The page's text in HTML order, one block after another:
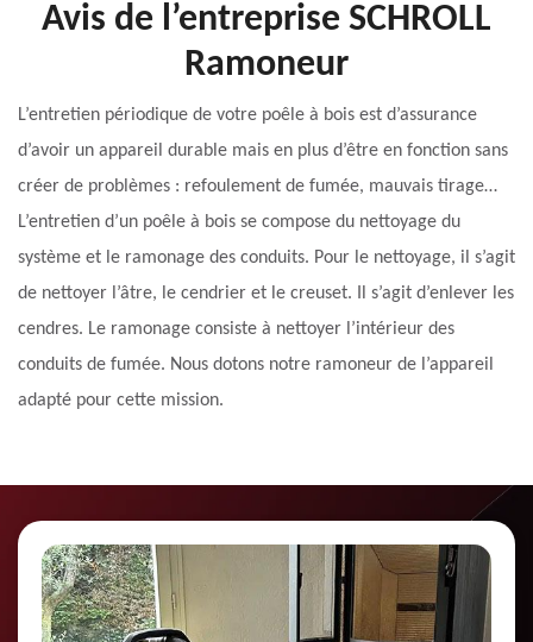
Avis de l’entreprise SCHROLL
Ramoneur
L’entretien périodique de votre poêle à bois est d’assurance
d’avoir un appareil durable mais en plus d’être en fonction sans
créer de problèmes : refoulement de fumée, mauvais tirage…
L’entretien d’un poêle à bois se compose du nettoyage du
système et le ramonage des conduits. Pour le nettoyage, il s’agit
de nettoyer l’âtre, le cendrier et le creuset. Il s’agit d’enlever les
cendres. Le ramonage consiste à nettoyer l’intérieur des
conduits de fumée. Nous dotons notre ramoneur de l’appareil
adapté pour cette mission.